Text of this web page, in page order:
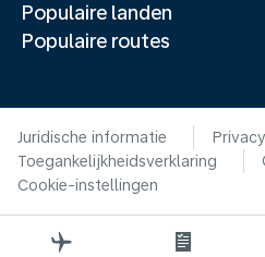
Populaire landen
Populaire routes
Juridische informatie
Toegankelijkheidsverklaring
Cookie-instellingen